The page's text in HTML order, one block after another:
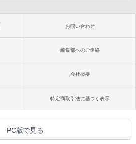
お問い合わせ
編集部へのご連絡
会社概要
特定商取引法に基づく表示
PC版で見る